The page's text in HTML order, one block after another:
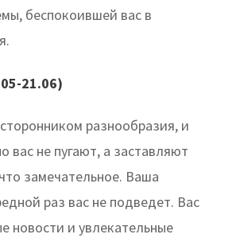
беспокоившей вас в
21.06)
разнообразия, и
вас не пугают, а заставляют
замечательное. Ваша
раз вас не подведет. Вас
новости и увлекательные